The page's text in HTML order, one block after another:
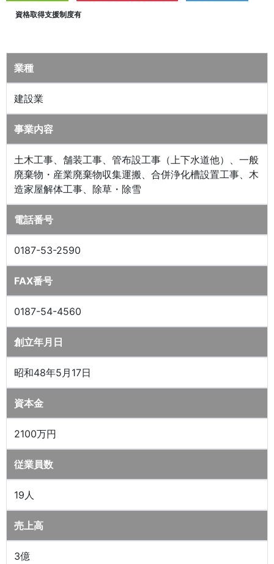
資格取得支援制度有
業種
建設業
事業内容
土木工事、舗装工事、管布設工事（上下水道他）、一般
廃棄物・産業廃棄物収集運搬、合併浄化槽設置工事、木
造家屋解体工事、除草・除雪
電話番号
0187-53-2590
FAX番号
0187-54-4560
創立年月日
昭和48年5月17日
資本金
2100万円
従業員数
19人
売上高
3億